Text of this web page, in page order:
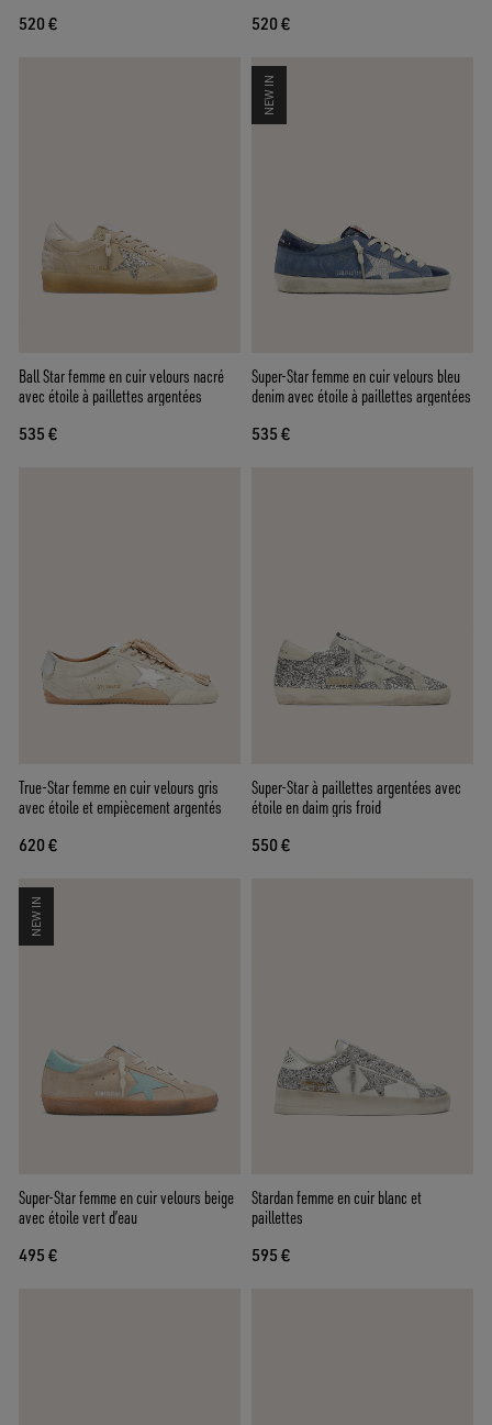
520 € 520 €
Ball Star femme en cuir velours nacré
avec étoile à paillettes argentées
535 €
NEW IN
Super-Star femme en cuir velours bleu
denim avec étoile à paillettes argentées
535 €
True-Star femme en cuir velours gris
avec étoile et empiècement argentés
620 €
Super-Star à paillettes argentées avec
étoile en daim gris froid
550 €
NEW IN
Super-Star femme en cuir velours beige
avec étoile vert d’eau
495 €
Stardan femme en cuir blanc et
paillettes
595 €